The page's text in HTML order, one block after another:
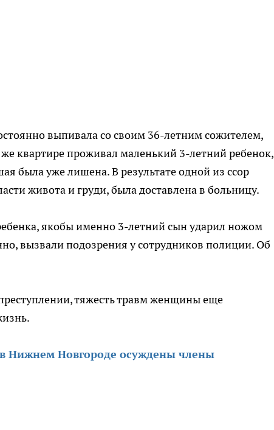
выпивала со своим 36-летним сожителем,
квартире проживал маленький 3-летний ребенок,
была уже лишена. В результате одной из ссор
живота и груди, была доставлена в больницу.
якобы именно 3-летний сын ударил ножом
вызвали подозрения у сотрудников полиции. Об
тяжесть травм женщины еще
в Нижнем Новгороде осуждены члены